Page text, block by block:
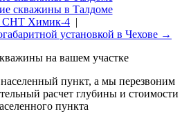
СНТ Химик-4 |
установкой в Чехове →
на вашем участке
пункт, а мы перезвоним
расчет глубины и стоимости
пункта